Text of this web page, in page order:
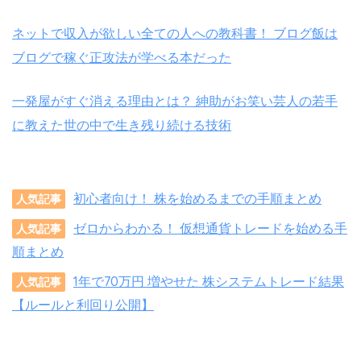
ネットで収入が欲しい全ての人への教科書！ ブログ飯は
ブログで稼ぐ正攻法が学べる本だった
一発屋がすぐ消える理由とは？ 紳助がお笑い芸人の若手
に教えた世の中で生き残り続ける技術
人気記事 初心者向け！ 株を始めるまでの手順まとめ
人気記事
ゼロからわかる！ 仮想通貨トレードを始める手
順まとめ
人気記事
1年で70万円 増やせた 株システムトレード結果
【ルールと利回り公開】